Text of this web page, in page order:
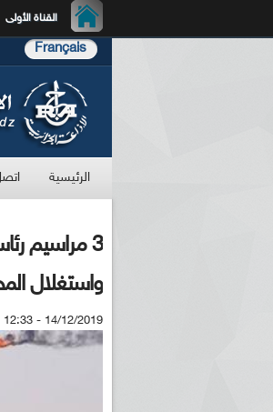
القناة الأولى
Français
الرئيسية
3 مراسيم
واستغلال
14/12/2019 - 12:33